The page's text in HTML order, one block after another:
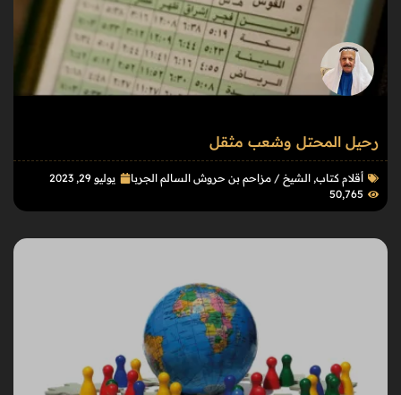
رحيل المحتل وشعب مثقل
أقلام كتاب, الشيخ / مزاحم بن حروش السالم الجربا
يوليو 29, 2023
50٬765